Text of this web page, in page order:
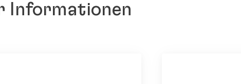
Informationen